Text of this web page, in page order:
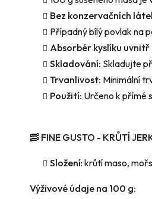
Bez konzervačních
Případný bílý povlak na
Absorbér kyslíku uvnitř
Skladování: Skladujte
Trvanlivost: Minimální
Použití: Určeno k přímé
🥓 FINE GUSTO - KRŮTÍ
Složení: krůtí maso,
Výživové údaje na 100 g: